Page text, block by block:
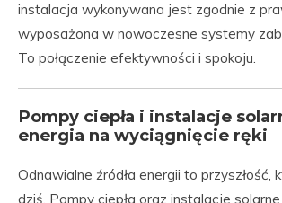
instalacja wykonywana jest zgodnie z
wyposażona w nowoczesne systemy
To połączenie efektywności i spokoju.
Pompy ciepła i instalacje
energia na wyciągnięcie ręki
Odnawialne źródła energii to przyszłość,
dziś. Pompy ciepła oraz instalacje